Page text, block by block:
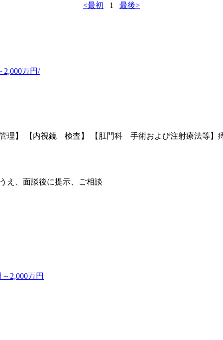
<最初
1 最後>
2,000万円/
理】 【内視鏡 検査】 【肛門科 手術および注射療法等】
え、面談後に提示、ご相談
2,000万円